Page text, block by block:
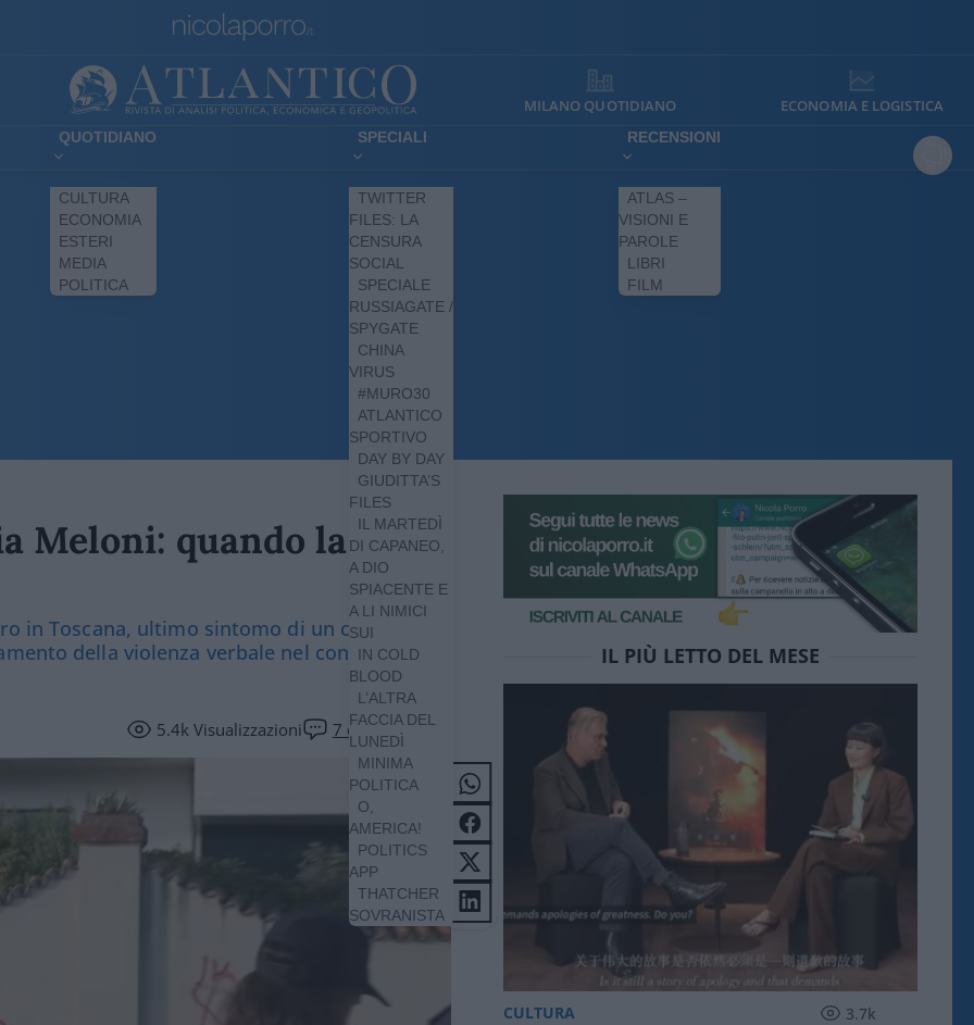
MILANO QUOTIDIANO ECONOMIA E LOGISTICA
QUOTIDIANO
CULTURA
ECONOMIA
ESTERI
MEDIA
POLITICA
SPECIALI
TWITTER
FILES: LA
CENSURA
SOCIAL
SPECIALE
RUSSIAGATE /
SPYGATE
CHINA
VIRUS
#MURO30
ATLANTICO
SPORTIVO
DAY BY DAY
GIUDITTA’S
FILES
IL MARTEDÌ
DI CAPANEO,
A DIO
SPIACENTE E
A LI NIMICI
SUI
IN COLD
BLOOD
L’ALTRA
FACCIA DEL
LUNEDÌ
MINIMA
POLITICA
O,
AMERICA!
POLITICS
APP
THATCHER
SOVRANISTA
RECENSIONI
ATLAS –
VISIONI E
PAROLE
LIBRI
FILM
Meloni: quando la
in Toscana, ultimo sintomo di un clima
della violenza verbale nel confronto
5.4k Visualizzazioni 7 commenti
IL PIÙ LETTO DEL MESE
CULTURA 3.7k